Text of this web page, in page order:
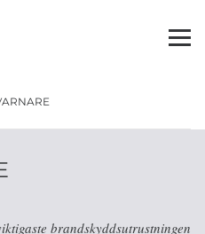
brandskyddsutrustningen